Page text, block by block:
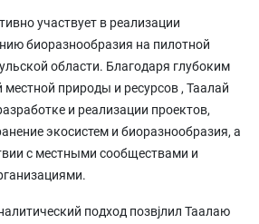
участвует в реализации
биоразнообразия на пилотной
области. Благодаря глубоким
местной природы и ресурсов , Таалай
и реализации проектов,
экосистем и биоразнообразия, а
с местными сообществами и
подход позвjлил Таалаю